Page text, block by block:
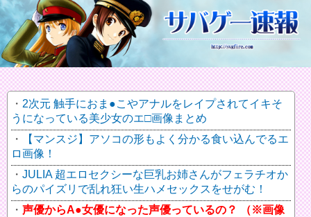
2次元 触手におま●こやアナルをレイプされてイキそ
うになっている美少女のエ□画像まとめ
【マンスジ】アソコの形もよく分かる食い込んでるエ
ロ画像！
JULIA 超エロセクシーな巨乳お姉さんがフェラチオか
らのパイズリで乱れ狂い生ハメセックスをせがむ！
声優からA●女優になった声優っているの？ （※画像